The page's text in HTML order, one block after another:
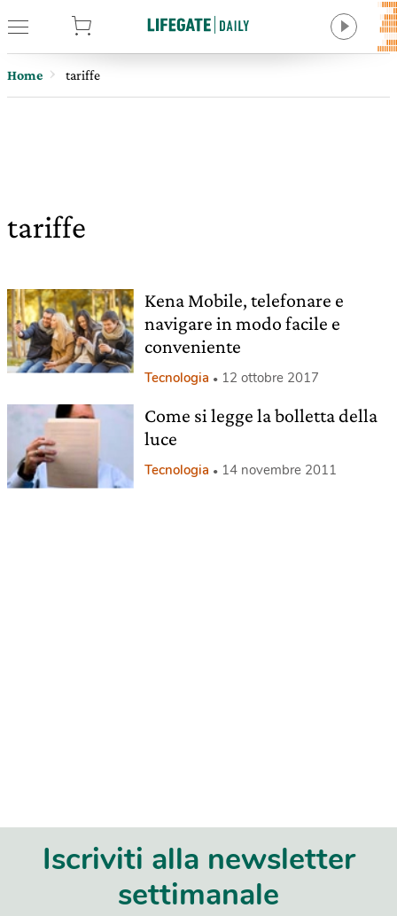
Home tariffe
tariffe
Kena Mobile, telefonare e
navigare in modo facile e
conveniente
Tecnologia 12 ottobre 2017
Come si legge la bolletta della
luce
Tecnologia 14 novembre 2011
Iscriviti alla newsletter
settimanale